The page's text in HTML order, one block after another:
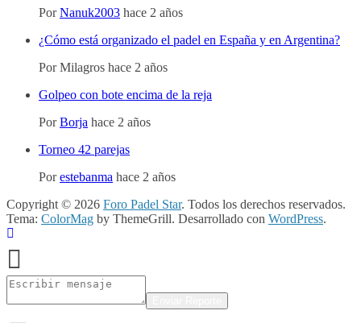
PorNanuk2003 hace 2 años
¿Cómo está organizado el padel en España y en Argentina?
PorMilagros hace 2 años
Golpeo con bote encima de la reja
PorBorja hace 2 años
Torneo 42 parejas
Porestebanma hace 2 años
Copyright © 2026 Foro Padel Star. Todos los derechos reservados.
Tema: ColorMag by ThemeGrill. Desarrollado con WordPress.